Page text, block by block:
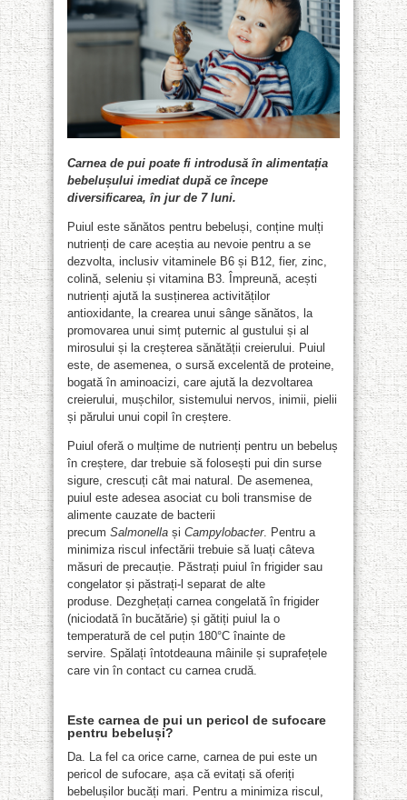
Carnea de pui poate fi introdusă în alimentația
bebelușului imediat după ce începe
diversificarea, în jur de 7 luni.
Puiul este sănătos pentru bebeluși, conține mulți
nutrienți de care aceștia au nevoie pentru a se
dezvolta, inclusiv vitaminele B6 și B12, fier, zinc,
colină, seleniu și vitamina B3. Împreună, acești
nutrienți ajută la susținerea activităților
antioxidante, la crearea unui sânge sănătos, la
promovarea unui simț puternic al gustului și al
mirosului și la creșterea sănătății creierului. Puiul
este, de asemenea, o sursă excelentă de proteine,
bogată în aminoacizi, care ajută la dezvoltarea
creierului, mușchilor, sistemului nervos, inimii, pielii
și părului unui copil în creștere.
Puiul oferă o mulțime de nutrienți pentru un bebeluș
în creștere, dar trebuie să folosești pui din surse
sigure, crescuți cât mai natural. De asemenea,
puiul este adesea asociat cu boli transmise de
alimente cauzate de bacterii
precum Salmonella și Campylobacter. Pentru a
minimiza riscul infectării trebuie să luați câteva
măsuri de precauție. Păstrați puiul în frigider sau
congelator și păstrați-l separat de alte
produse. Dezghețați carnea congelată în frigider
(niciodată în bucătărie) și gătiți puiul la o
temperatură de cel puțin 180°C înainte de
servire. Spălați întotdeauna mâinile și suprafețele
care vin în contact cu carnea crudă.
Este carnea de pui un pericol de sufocare
pentru bebeluși?
Da. La fel ca orice carne, carnea de pui este un
pericol de sufocare, așa că evitați să oferiți
bebelușilor bucăți mari. Pentru a minimiza riscul,